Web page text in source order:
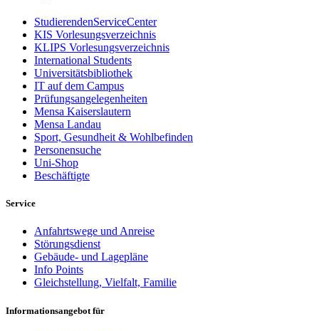
StudierendenServiceCenter
KIS Vorlesungsverzeichnis
KLIPS Vorlesungsverzeichnis
International Students
Universitätsbibliothek
IT auf dem Campus
Prüfungsangelegenheiten
Mensa Kaiserslautern
Mensa Landau
Sport, Gesundheit & Wohlbefinden
Personensuche
Uni-Shop
Beschäftigte
Service
Anfahrtswege und Anreise
Störungsdienst
Gebäude- und Lagepläne
Info Points
Gleichstellung, Vielfalt, Familie
Informationsangebot für